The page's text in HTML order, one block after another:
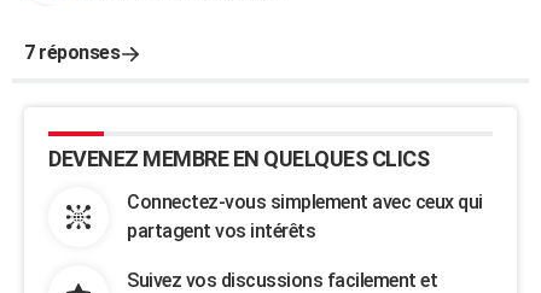
7 réponses
DEVENEZ MEMBRE EN QUELQUES CLICS
Connectez-vous simplement avec ceux qui
partagent vos intérêts
Suivez vos discussions facilement et